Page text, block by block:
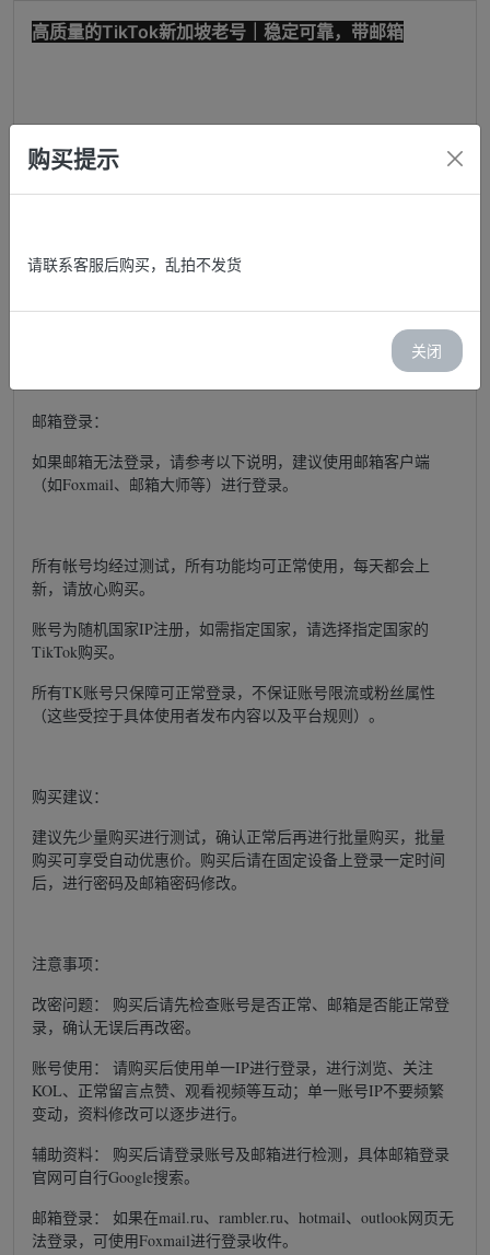
高质量的TikTok新加坡老号｜稳定可靠，带邮箱
购买地址：https://shanyouxiang.com/
TK 账号----TK 账号密码
如果登录时出现“系统错误，请稍后再试”等情况，请更换网络环
邮箱登录：
如果邮箱无法登录，请参考以下说明，建议使用邮箱客户端
（如Foxmail、邮箱大师等）进行登录。
所有帐号均经过测试，所有功能均可正常使用，每天都会上
新，请放心购买。
账号为随机国家IP注册，如需指定国家，请选择指定国家的
TikTok购买。
所有TK账号只保障可正常登录，不保证账号限流或粉丝属性
（这些受控于具体使用者发布内容以及平台规则）。
购买建议：
建议先少量购买进行测试，确认正常后再进行批量购买，批量
购买可享受自动优惠价。购买后请在固定设备上登录一定时间
后，进行密码及邮箱密码修改。
注意事项：
改密问题： 购买后请先检查账号是否正常、邮箱是否能正常登
录，确认无误后再改密。
账号使用： 请购买后使用单一IP进行登录，进行浏览、关注
KOL、正常留言点赞、观看视频等互动；单一账号IP不要频繁
变动，资料修改可以逐步进行。
辅助资料： 购买后请登录账号及邮箱进行检测，具体邮箱登录
官网可自行Google搜索。
邮箱登录： 如果在mail.ru、rambler.ru、hotmail、outlook网页无
法登录，可使用Foxmail进行登录收件。
购买提示
请联系客服后购买，乱拍不发货
关闭